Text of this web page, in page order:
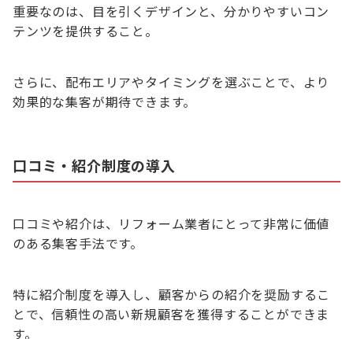
重要なのは、目を引くデザインと、分かりやすいコン
テンツを提供すること。
さらに、配布エリアやタイミングを選ぶことで、より
効果的な集客が期待できます。
口コミ・紹介制度の導入
口コミや紹介は、リフォーム業者にとって非常に価値
のある集客手法です。
特に紹介制度を導入し、顧客からの紹介を奨励するこ
とで、信頼性の高い新規顧客を獲得することができま
す。